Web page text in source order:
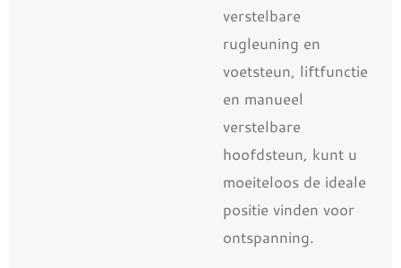
verstelbare
rugleuning en
voetsteun, liftfunctie
en manueel
verstelbare
hoofdsteun, kunt u
moeiteloos de ideale
positie vinden voor
ontspanning.